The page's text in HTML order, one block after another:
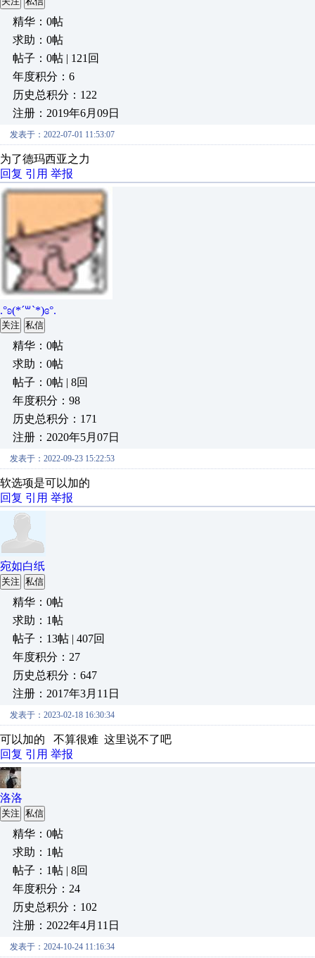
精华：0帖
求助：0帖
帖子：0帖 | 121回
年度积分：6
历史总积分：122
注册：2019年6月09日
发表于：2022-07-01 11:53:07
为了德玛西亚之力
回复 引用 举报
.°ʚ(*´꒳`*)ɞ°.
关注 私信
精华：0帖
求助：0帖
帖子：0帖 | 8回
年度积分：98
历史总积分：171
注册：2020年5月07日
发表于：2022-09-23 15:22:53
软选项是可以加的
回复 引用 举报
宛如白纸
关注 私信
精华：0帖
求助：1帖
帖子：13帖 | 407回
年度积分：27
历史总积分：647
注册：2017年3月11日
发表于：2023-02-18 16:30:34
可以加的 不算很难 这里说不了吧
回复 引用 举报
洛洛
关注 私信
精华：0帖
求助：1帖
帖子：1帖 | 8回
年度积分：24
历史总积分：102
注册：2022年4月11日
发表于：2024-10-24 11:16:34